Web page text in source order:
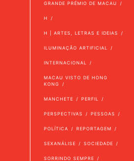
GRANDE PRÉMIO DE MACAU
H
H | ARTES, LETRAS E IDEIAS
ILUMINAÇÃO ARTIFICIAL
INTERNACIONAL
MACAU VISTO DE HONG
KONG
MANCHETE PERFIL
PERSPECTIVAS PESSOAS
POLÍTICA REPORTAGEM
SEXANÁLISE SOCIEDADE
SORRINDO SEMPRE